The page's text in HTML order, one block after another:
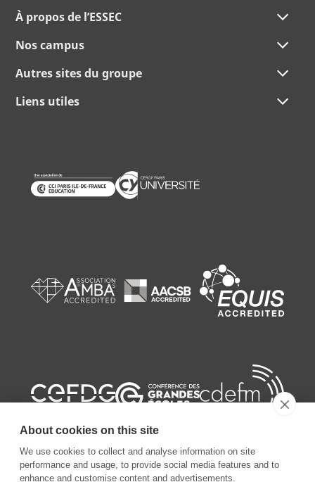
À propos de l’ESSEC
Nos campus
Autres sites du groupe
Liens utiles
About cookies on this site
We use cookies to collect and analyse information on site
performance and usage, to provide social media features and to
enhance and customise content and advertisements.